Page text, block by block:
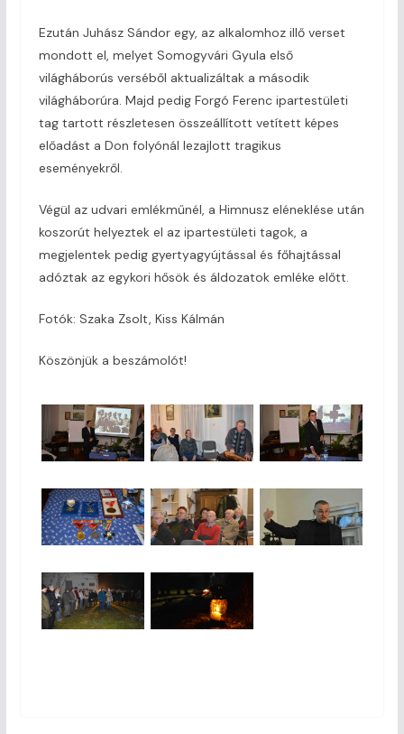
Ezután Juhász Sándor egy, az alkalomhoz illő verset
mondott el, melyet Somogyvári Gyula első
világháborús verséből aktualizáltak a második
világháborúra. Majd pedig Forgó Ferenc ipartestületi
tag tartott részletesen összeállított vetített képes
előadást a Don folyónál lezajlott tragikus
eseményekről.
Végül az udvari emlékműnél, a Himnusz eléneklése után
koszorút helyeztek el az ipartestületi tagok, a
megjelentek pedig gyertyagyújtással és főhajtással
adóztak az egykori hősök és áldozatok emléke előtt.
Fotók: Szaka Zsolt, Kiss Kálmán
Köszönjük a beszámolót!